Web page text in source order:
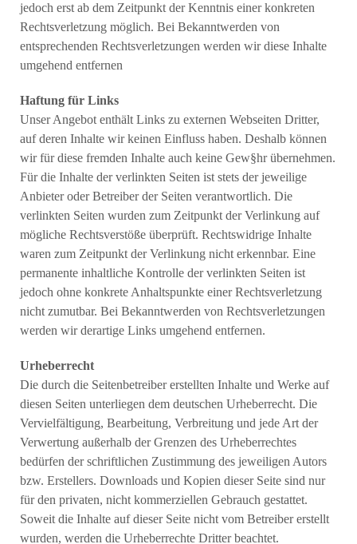
jedoch erst ab dem Zeitpunkt der Kenntnis einer konkreten
Rechtsverletzung möglich. Bei Bekanntwerden von
entsprechenden Rechtsverletzungen werden wir diese Inhalte
umgehend entfernen
Haftung für Links
Unser Angebot enthält Links zu externen Webseiten Dritter,
auf deren Inhalte wir keinen Einfluss haben. Deshalb können
wir für diese fremden Inhalte auch keine Gew§hr übernehmen.
Für die Inhalte der verlinkten Seiten ist stets der jeweilige
Anbieter oder Betreiber der Seiten verantwortlich. Die
verlinkten Seiten wurden zum Zeitpunkt der Verlinkung auf
mögliche Rechtsverstöße überprüft. Rechtswidrige Inhalte
waren zum Zeitpunkt der Verlinkung nicht erkennbar. Eine
permanente inhaltliche Kontrolle der verlinkten Seiten ist
jedoch ohne konkrete Anhaltspunkte einer Rechtsverletzung
nicht zumutbar. Bei Bekanntwerden von Rechtsverletzungen
werden wir derartige Links umgehend entfernen.
Urheberrecht
Die durch die Seitenbetreiber erstellten Inhalte und Werke auf
diesen Seiten unterliegen dem deutschen Urheberrecht. Die
Vervielfältigung, Bearbeitung, Verbreitung und jede Art der
Verwertung außerhalb der Grenzen des Urheberrechtes
bedürfen der schriftlichen Zustimmung des jeweiligen Autors
bzw. Erstellers. Downloads und Kopien dieser Seite sind nur
für den privaten, nicht kommerziellen Gebrauch gestattet.
Soweit die Inhalte auf dieser Seite nicht vom Betreiber erstellt
wurden, werden die Urheberrechte Dritter beachtet.